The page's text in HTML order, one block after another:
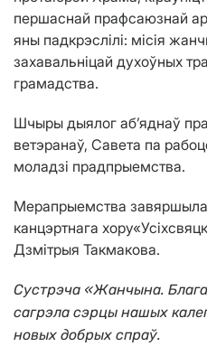
першаснай прафсаюзнай
яны падкрэслілі: місія
захавальніцай духоўных
грамадства.
Шчыры дыялог аб’яднаў
ветэранаў, Савета па
моладзі прадпрыемства.
Мерапрыемства
канцэртнага
Дзмітрыя Такмакова.
Сустрэча «Жанчына.
сагрэла сэрцы нашых калег
новых добрых спраў.